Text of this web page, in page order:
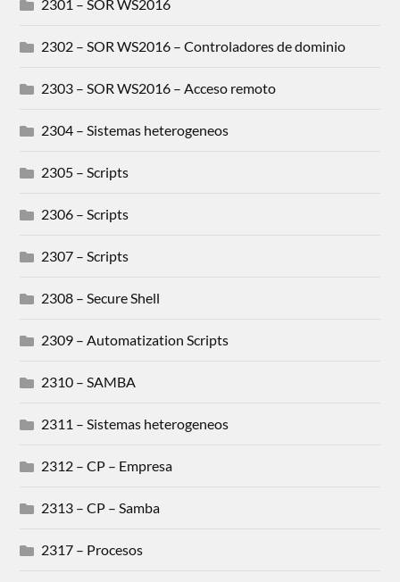
2301 – SOR WS2016
2302 – SOR WS2016 – Controladores de dominio
2303 – SOR WS2016 – Acceso remoto
2304 – Sistemas heterogeneos
2305 – Scripts
2306 – Scripts
2307 – Scripts
2308 – Secure Shell
2309 – Automatization Scripts
2310 – SAMBA
2311 – Sistemas heterogeneos
2312 – CP – Empresa
2313 – CP – Samba
2317 – Procesos